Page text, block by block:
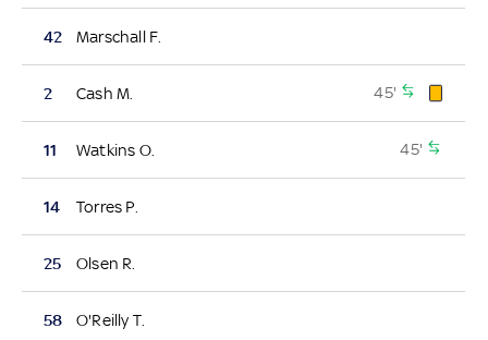
42 Marschall F.
2 Cash M. 45'
11 Watkins O. 45'
14 Torres P.
25 Olsen R.
58 O'Reilly T.